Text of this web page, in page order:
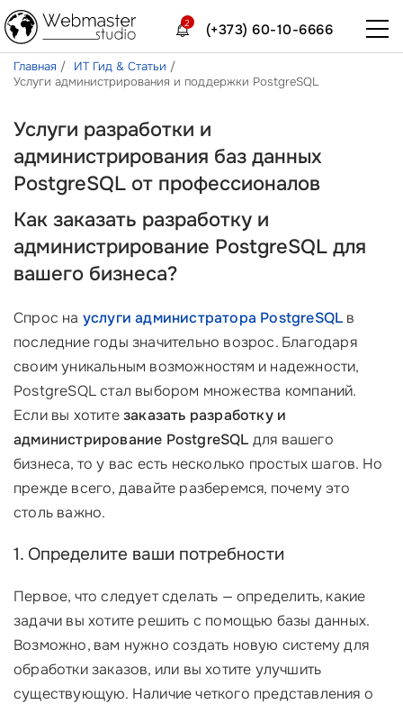
(+373) 60-10-6666
2
Главная
ИТ Гид & Статьи
Услуги администрирования и поддержки PostgreSQL
Услуги разработки и
администрирования баз данных
PostgreSQL от профессионалов
Как заказать разработку и
администрирование PostgreSQL для
вашего бизнеса?
Спрос на услуги администратора PostgreSQL в
последние годы значительно возрос. Благодаря
своим уникальным возможностям и надежности,
PostgreSQL стал выбором множества компаний.
Если вы хотитезаказать разработку и
администрирование PostgreSQL для вашего
бизнеса, то у вас есть несколько простых шагов. Но
прежде всего, давайте разберемся, почему это
столь важно.
1. Определите ваши потребности
Первое, что следует сделать — определить, какие
задачи вы хотите решить с помощью базы данных.
Возможно, вам нужно создать новую систему для
обработки заказов, или вы хотите улучшить
существующую. Наличие четкого представления о